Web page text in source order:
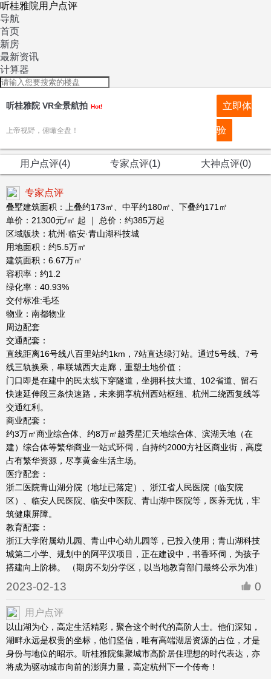
听桂雅院用户点评
导航
首页
新房
最新资讯
计算器
听桂雅院 VR全景航拍 Hot! 立即体
验
上帝视野，俯瞰全盘！
用户点评(4) 专家点评(1) 大神点评(0)
专家点评
叠墅建筑面积：上叠约173㎡、中平约180㎡、下叠约171㎡
单价：21300元/㎡ 起 ｜ 总价：约385万起
区域版块：杭州·临安·青山湖科技城
用地面积：约5.5万㎡
建筑面积：6.67万㎡
容积率：约1.2
绿化率：40.93%
交付标准:毛坯
物业：南都物业
周边配套
交通配套：
直线距离16号线八百里站约1km，7站直达绿汀站。通过5号线、7号
线三轨换乘，串联城西大走廊，重塑土地价值；
门口即是在建中的民太线下穿隧道，坐拥科技大道、102省道、留石
快速延伸段三条快速路，未来拥享杭州西站枢纽、杭州二绕西复线等
交通红利。
商业配套：
约3万㎡商业综合体、约8万㎡越秀星汇天地综合体、滨湖天地（在
建）综合体等繁华商业一站式环伺，自持约2000方社区商业街，高度
占有繁华资源，尽享黄金生活主场。
医疗配套：
浙二医院青山湖分院（地址已落定）、浙江省人民医院（临安院
区）、临安人民医院、临安中医院、青山湖中医院等，医养无忧，牢
筑健康屏障。
教育配套：
浙江大学附属幼儿园、青山中心幼儿园等，已投入使用；青山湖科技
城第二小学、规划中的阿平汉项目，正在建设中，书香环伺，为孩子
搭建向上阶梯。 （期房不划分学区，以当地教育部门最终公示为准）
2023-02-13 0
用户点评
以山湖为心，高定生活精彩，聚合这个时代的高阶人士。他们深知，
湖畔永远是权贵的坐标，他们坚信，唯有高端湖居资源的占位，才是
身份与地位的昭示。听桂雅院集聚城市高阶居住理想的时代表达，亦
将成为驱动城市向前的澎湃力量，高定杭州下一个传奇！